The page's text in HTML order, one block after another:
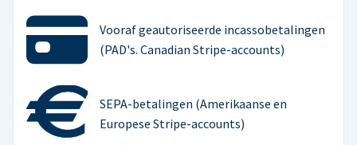
Vooraf geautoriseerde incassobetalingen
(PAD's. Canadian Stripe-accounts)
SEPA-betalingen (Amerikaanse en
Europese Stripe-accounts)